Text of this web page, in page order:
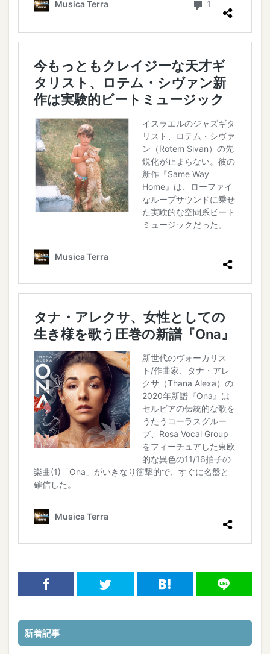
新着記事